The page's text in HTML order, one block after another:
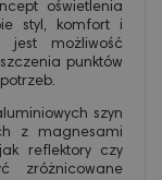
oświetlenia
styl, komfort i
jest możliwość
punktów
szyn
z magnesami
reflektory czy
zróżnicowane